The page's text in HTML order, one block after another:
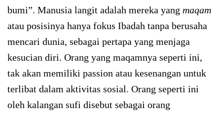
bumi”. Manusia langit adalah mereka yang maqam
atau posisinya hanya fokus Ibadah tanpa berusaha
mencari dunia, sebagai pertapa yang menjaga
kesucian diri. Orang yang maqamnya seperti ini,
tak akan memiliki passion atau kesenangan untuk
terlibat dalam aktivitas sosial. Orang seperti ini
oleh kalangan sufi disebut sebagai orang